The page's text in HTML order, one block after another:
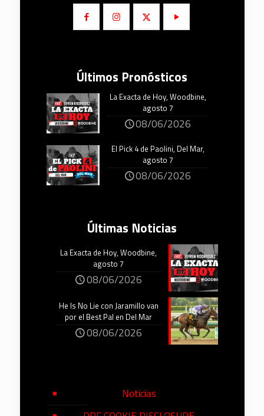
Últimos Pronósticos
La Exacta de Hoy, Woodbine,
agosto 7
08/06/2026
El Pick 4 de Paolini, Del Mar,
agosto 7
08/06/2026
Últimas Noticias
La Exacta de Hoy, Woodbine,
agosto 7
08/06/2026
He Is No Lie con Jaramillo van
por el Best Pal en Del Mar
08/06/2026
Noticias